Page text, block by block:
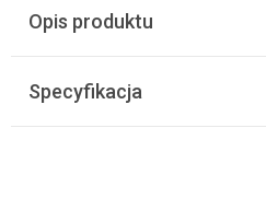
Opis produktu
Specyfikacja